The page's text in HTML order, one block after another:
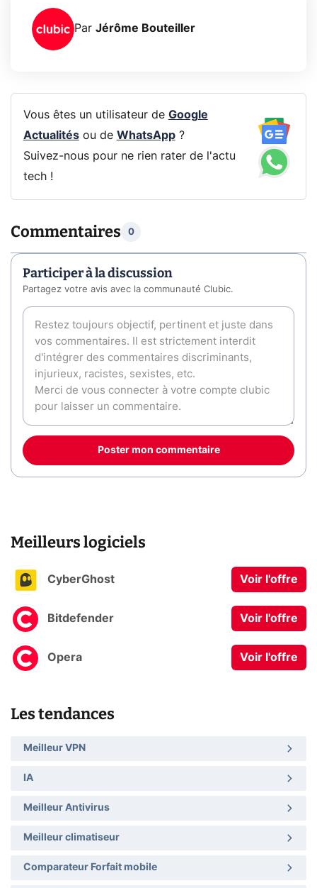
Par Jérôme Bouteiller
Vous êtes un utilisateur de Google
Actualitésou de WhatsApp?
Suivez-nous pour ne rien rater de l'actu
tech !
Commentaires 0
Participer à la discussion
Partagez votre avis avec la communauté Clubic.
Poster mon commentaire
Meilleurs logiciels
CyberGhost Voir l'offre
Bitdefender Voir l'offre
Opera Voir l'offre
Les tendances
Meilleur VPN
IA
Meilleur Antivirus
Meilleur climatiseur
Comparateur Forfait mobile